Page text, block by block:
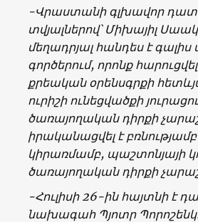
-Վրաստանի գլխավոր
տվյալներով՝ Միխայիլ
մեղադրյալ հանդես է գալիս
գործերում, որոնք հարուցվել
քրեական օրենսգրքի
ուրիշի ունեցվածքի
ծառայողական դիրքի
իրականացվել է բռնությամբ
կիրառմամբ, պաշտոնյայի
ծառայողական դիրքի
-Հուլիսի26-ին հայտնի է
նախագահ Պյոտր